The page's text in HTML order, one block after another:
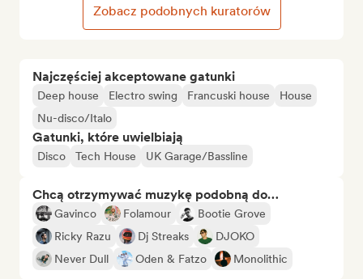
Najczęściej akceptowane gatunki
Deep house Electro swing Francuski house
House
Nu-disco/Italo
Gatunki, które uwielbiają
Disco Tech House UK Garage/Bassline
Chcą otrzymywać muzykę podobną do…
Gavinco Folamour
Bootie Grove
Ricky Razu
Dj Streaks
DJOKO
Never Dull
Oden & Fatzo Monolithic
Zobacz podobnych kuratorów